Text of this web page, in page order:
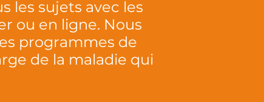
les sujets avec les
ou en ligne. Nous
programmes de
de la maladie qui